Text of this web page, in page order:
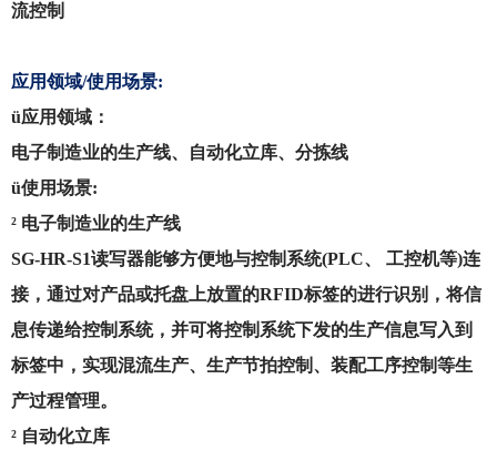
流控制
应用领域/使用场景:
ü应用领域：
电子制造业的生产线、自动化立库、分拣线
ü使用场景:
² 电子制造业的生产线
SG-HR-S1读写器能够方便地与控制系统(PLC、 工控机等)连
接，通过对产品或托盘上放置的RFID标签的进行识别，将信
息传递给控制系统，并可将控制系统下发的生产信息写入到
标签中，实现混流生产、生产节拍控制、装配工序控制等生
产过程管理。
² 自动化立库